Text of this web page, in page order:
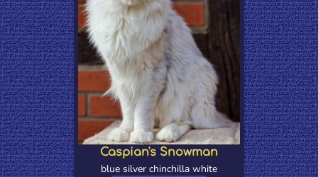
Caspian's Snowman
blue silver chinchilla white